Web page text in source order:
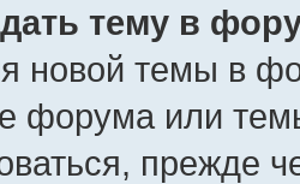
тему в
новой темы в
форума или
прежде